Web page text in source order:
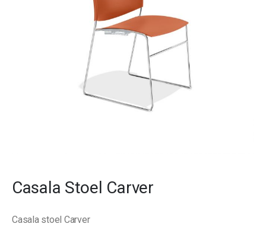
the
the
Casala Stoel Carver
Casala stoel Carver